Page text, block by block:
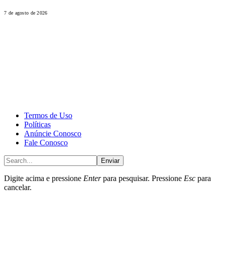
7 de agosto de 2026
Termos de Uso
Políticas
Anúncie Conosco
Fale Conosco
Enviar
Digite acima e pressione Enterpara pesquisar. Pressione Esc para
cancelar.